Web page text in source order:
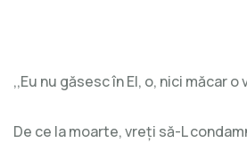
,,Eu nu găsesc în El, o, nici măcar o
De ce la moarte, vreți să-L